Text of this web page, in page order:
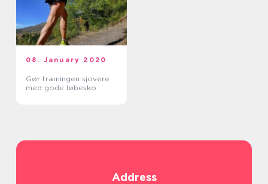
08. January 2020
Gør træningen sjovere
med gode løbesko
Address